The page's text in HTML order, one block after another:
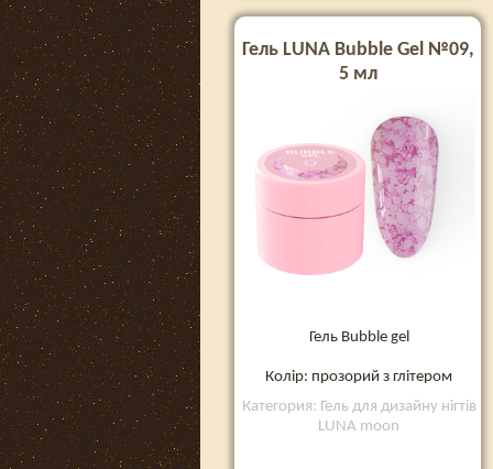
Гель LUNA Bubble Gel №09,
5 мл
Гель Bubble gel
Колір: прозорий з глітером
Категория: Гель для дизайну нігтів
LUNA moon